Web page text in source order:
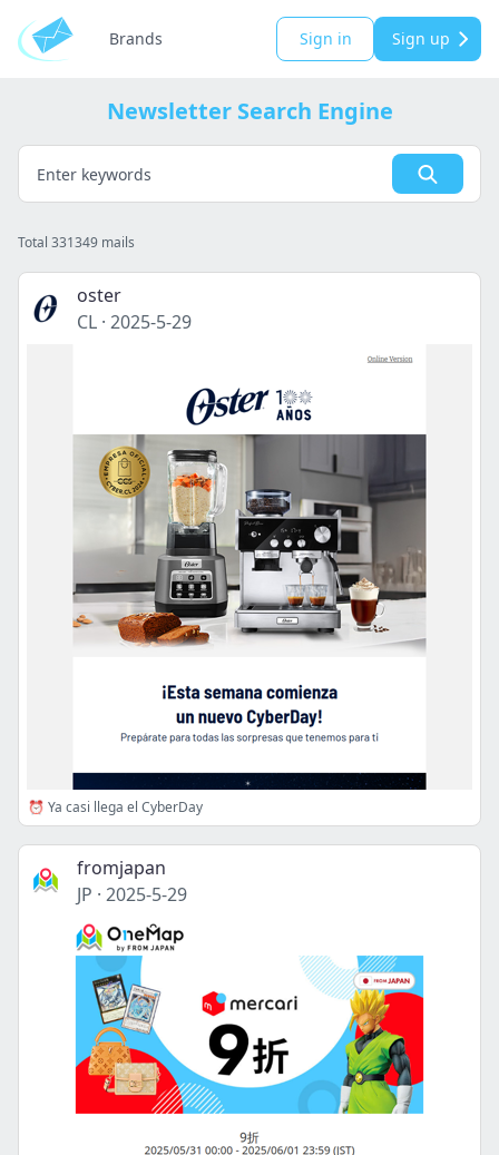
Brands Sign in Sign up
Newsletter Search Engine
Total 331349 mails
oster
CL · 2025-5-29
⏰ Ya casi llega el CyberDay
fromjapan
JP · 2025-5-29